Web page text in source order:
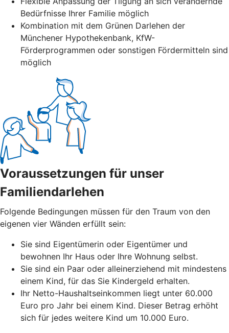
Bedürfnisse Ihrer Familie möglich
Kombination mit dem Grünen Darlehen der
Münchener Hypothekenbank, KfW-
Förderprogrammen oder sonstigen Fördermitteln sind
möglich
Voraussetzungen für unser
Familiendarlehen
Folgende Bedingungen müssen für den Traum von den
eigenen vier Wänden erfüllt sein:
Sie sind Eigentümerin oder Eigentümer und
bewohnen Ihr Haus oder Ihre Wohnung selbst.
Sie sind ein Paar oder alleinerziehend mit mindestens
einem Kind, für das Sie Kindergeld erhalten.
Ihr Netto-Haushaltseinkommen liegt unter 60.000
Euro pro Jahr bei einem Kind. Dieser Betrag erhöht
sich für jedes weitere Kind um 10.000 Euro.